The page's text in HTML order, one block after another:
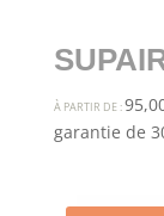
À PARTIR DE :
garantie de